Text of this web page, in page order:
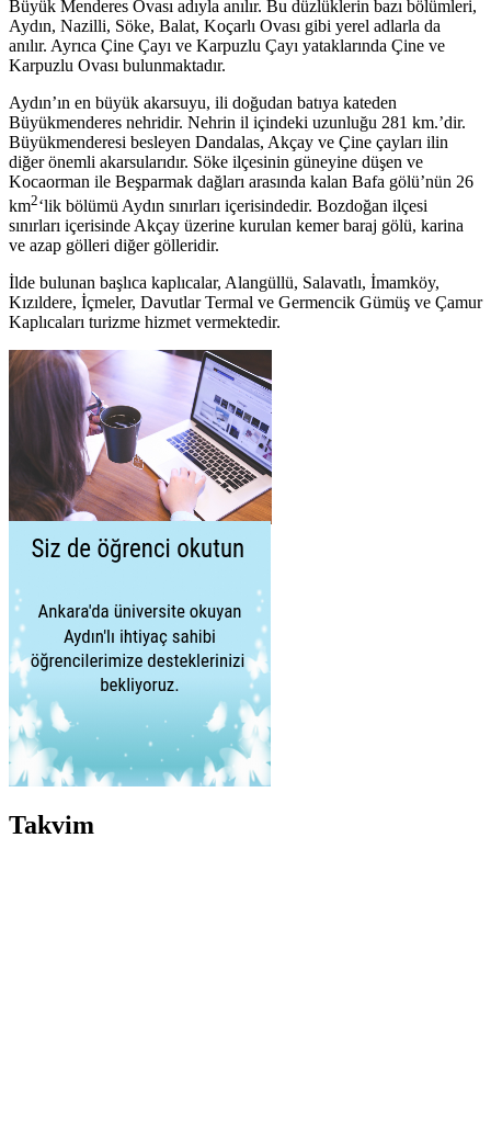
Büyük Menderes Ovası adıyla anılır. Bu düzlüklerin bazı bölümleri,
Aydın, Nazilli, Söke, Balat, Koçarlı Ovası gibi yerel adlarla da
anılır. Ayrıca Çine Çayı ve Karpuzlu Çayı yataklarında Çine ve
Karpuzlu Ovası bulunmaktadır.
Aydın’ın en büyük akarsuyu, ili doğudan batıya kateden
Büyükmenderes nehridir. Nehrin il içindeki uzunluğu 281 km.’dir.
Büyükmenderesi besleyen Dandalas, Akçay ve Çine çayları ilin
diğer önemli akarsularıdır. Söke ilçesinin güneyine düşen ve
Kocaorman ile Beşparmak dağları arasında kalan Bafa gölü’nün 26
km2‘lik bölümü Aydın sınırları içerisindedir. Bozdoğan ilçesi
sınırları içerisinde Akçay üzerine kurulan kemer baraj gölü, karina
ve azap gölleri diğer gölleridir.
İlde bulunan başlıca kaplıcalar, Alangüllü, Salavatlı, İmamköy,
Kızıldere, İçmeler, Davutlar Termal ve Germencik Gümüş ve Çamur
Kaplıcaları turizme hizmet vermektedir.
Takvim